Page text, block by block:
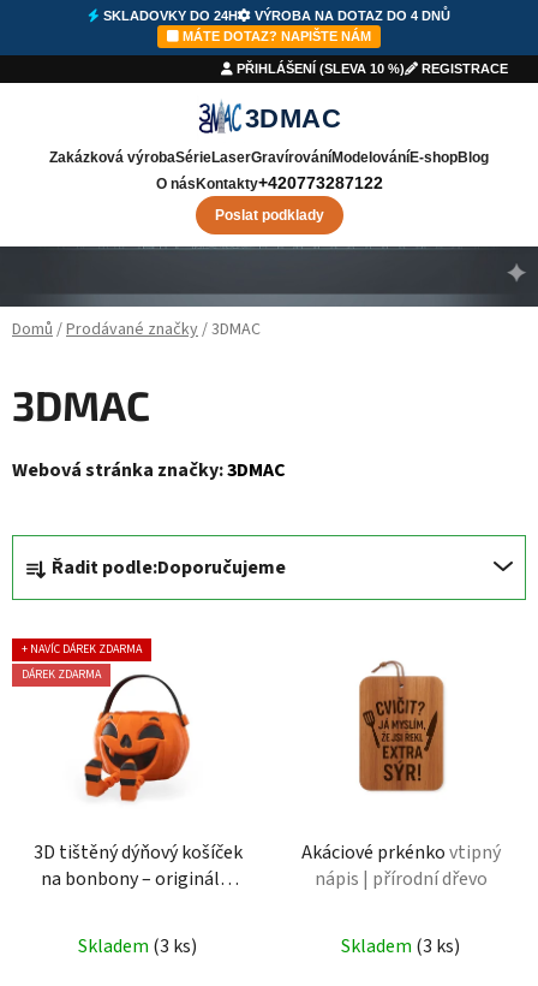
SKLADOVKY DO 24H
VÝROBA NA DOTAZ DO 4 DNŮ
MÁTE DOTAZ? NAPIŠTE NÁM
PŘIHLÁŠENÍ (SLEVA 10 %) REGISTRACE
3DMAC
Zakázková výrobaSérieLaserGravírováníModelováníE-shopBlog
O nás Kontakty+420773287122
Poslat podklady
SKLADOVKY DO 24H 🛠️VÝROBADO 4 DNŮ ✉️NAPIŠTE NÁM
Domů/Prodávané značky/3DMAC
3DMAC
Webová stránka značky:3DMAC
Řazení produktů
Řadit podle:Doporučujeme
Výpis produktů
+ NAVÍC DÁREK ZDARMA
DÁREK ZDARMA
3D tištěný dýňový košíček
na bonbony – originální
halloween dekorace | 3D
tisk
Skladem (3 ks)
Akáciové prkénkovtipný
nápis | přírodní dřevo
Skladem (3 ks)